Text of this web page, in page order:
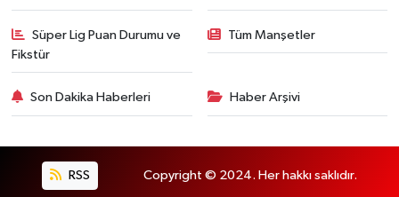
Süper Lig Puan Durumu ve
Fikstür
Tüm Manşetler
Son Dakika Haberleri Haber Arşivi
RSS Copyright © 2024. Her hakkı saklıdır.